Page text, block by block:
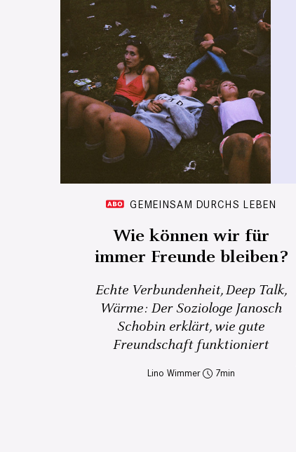
GEMEINSAM DURCHS LEBEN
Wie können wir für
immer Freunde bleiben?
Echte Verbundenheit, Deep Talk,
Wärme: Der Soziologe Janosch
Schobin erklärt, wie gute
Freundschaft funktioniert
Lino Wimmer 7